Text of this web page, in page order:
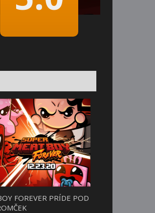
FOREVER PRÍDE POD